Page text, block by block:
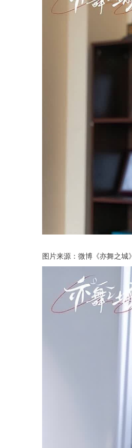
图片来源：微博《亦舞之城》